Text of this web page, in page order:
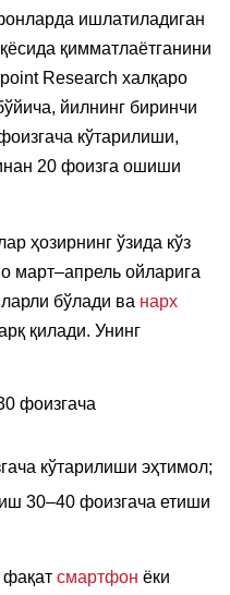
ишлатиладиган
қимматлаётганини
Research халқаро
йилнинг биринчи
кўтарилиши,
20 фоизга ошиши
ҳозирнинг ўзида кўз
март–апрель ойларига
бўлади ва нарх
қилади. Унинг
фоизгача
кўтарилиши эҳтимол;
30–40 фоизгача етиши
фақат смартфон ёки